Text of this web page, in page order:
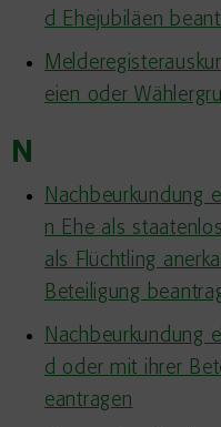
d Ehejubiläen
eien oder
N
Nachbeurkundung
n Ehe als
als Flüchtling
Beteiligung
Nachbeurkundung
d oder mit ihrer
eantragen